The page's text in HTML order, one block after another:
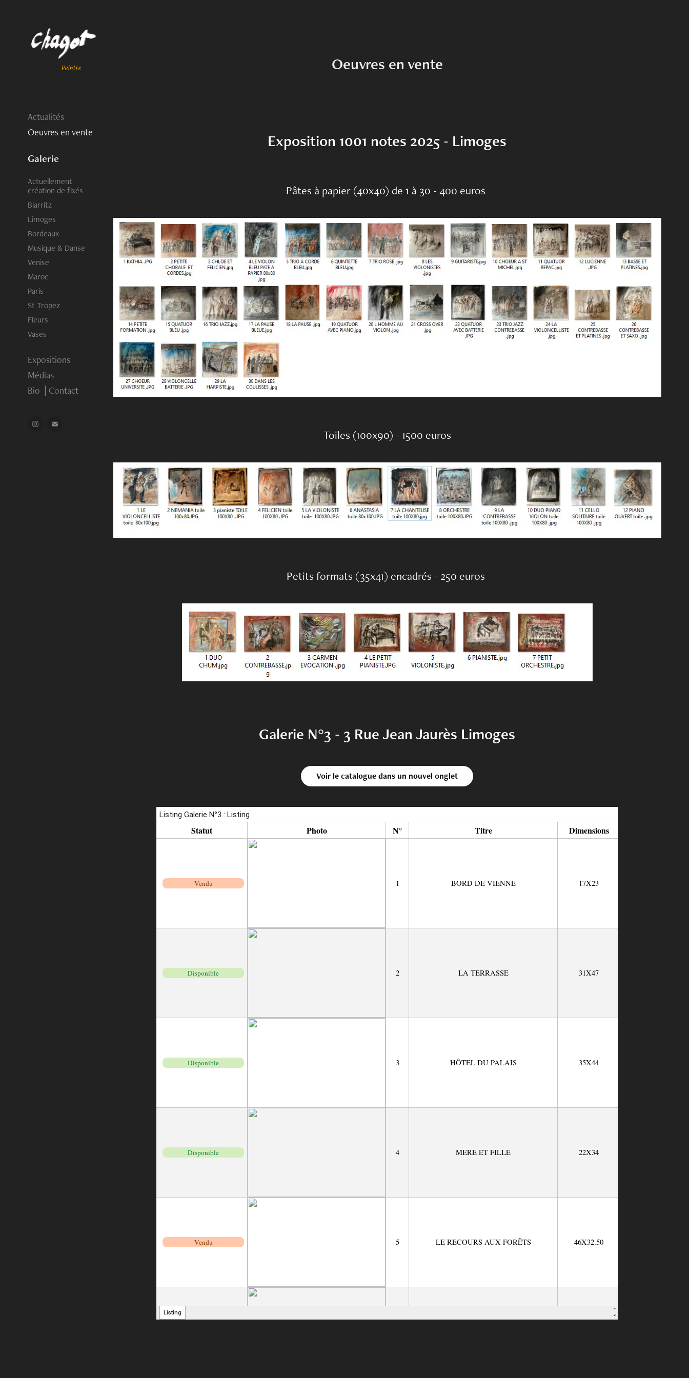
Peintre
Actualités
Oeuvres en vente
Galerie
Actuellement
création de fixés
Biarritz
Limoges
Bordeaux
Musique & Danse
Venise
Maroc
Paris
St Tropez
Fleurs
Vases
Expositions
Médias
Bio │Contact
Oeuvres en vente
Exposition 1001 notes 2025 - Limoges
Pâtes à papier (40x40) de 1 à 30 - 400 euros
Toiles (100x90) - 1500 euros
Petits formats (35x41) encadrés - 250 euros
Galerie N°3 - 3 Rue Jean Jaurès Limoges
Voir le catalogue dans un nouvel onglet